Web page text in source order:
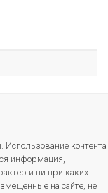
контента
информация,
и ни при каких
на сайте, не